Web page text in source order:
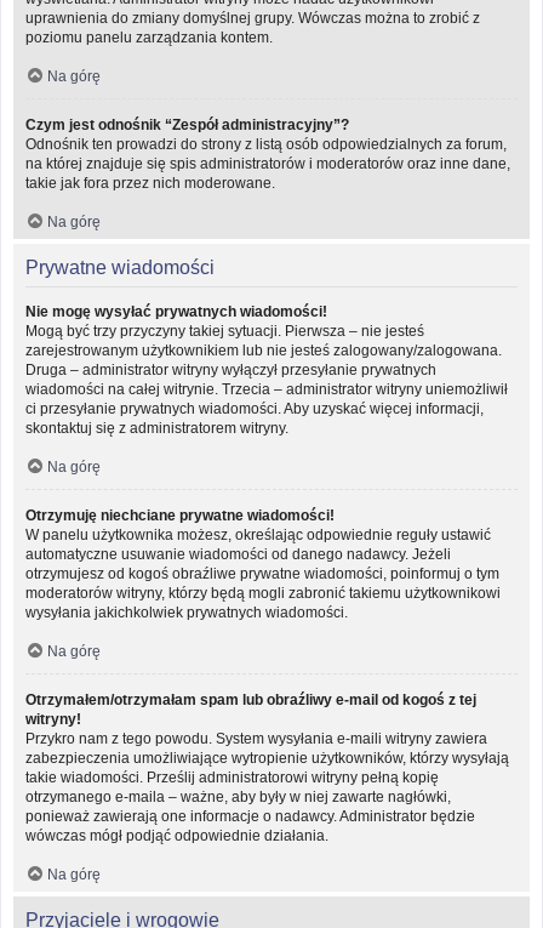
uprawnienia do zmiany domyślnej grupy. Wówczas można to zrobić z
poziomu panelu zarządzania kontem.
Na górę
Czym jest odnośnik “Zespół administracyjny”?
Odnośnik ten prowadzi do strony z listą osób odpowiedzialnych za forum,
na której znajduje się spis administratorów i moderatorów oraz inne dane,
takie jak fora przez nich moderowane.
Na górę
Prywatne wiadomości
Nie mogę wysyłać prywatnych wiadomości!
Mogą być trzy przyczyny takiej sytuacji. Pierwsza – nie jesteś
zarejestrowanym użytkownikiem lub nie jesteś zalogowany/zalogowana.
Druga – administrator witryny wyłączył przesyłanie prywatnych
wiadomości na całej witrynie. Trzecia – administrator witryny uniemożliwił
ci przesyłanie prywatnych wiadomości. Aby uzyskać więcej informacji,
skontaktuj się z administratorem witryny.
Na górę
Otrzymuję niechciane prywatne wiadomości!
W panelu użytkownika możesz, określając odpowiednie reguły ustawić
automatyczne usuwanie wiadomości od danego nadawcy. Jeżeli
otrzymujesz od kogoś obraźliwe prywatne wiadomości, poinformuj o tym
moderatorów witryny, którzy będą mogli zabronić takiemu użytkownikowi
wysyłania jakichkolwiek prywatnych wiadomości.
Na górę
Otrzymałem/otrzymałam spam lub obraźliwy e-mail od kogoś z tej
witryny!
Przykro nam z tego powodu. System wysyłania e-maili witryny zawiera
zabezpieczenia umożliwiające wytropienie użytkowników, którzy wysyłają
takie wiadomości. Prześlij administratorowi witryny pełną kopię
otrzymanego e-maila – ważne, aby były w niej zawarte nagłówki,
ponieważ zawierają one informacje o nadawcy. Administrator będzie
wówczas mógł podjąć odpowiednie działania.
Na górę
Przyjaciele i wrogowie